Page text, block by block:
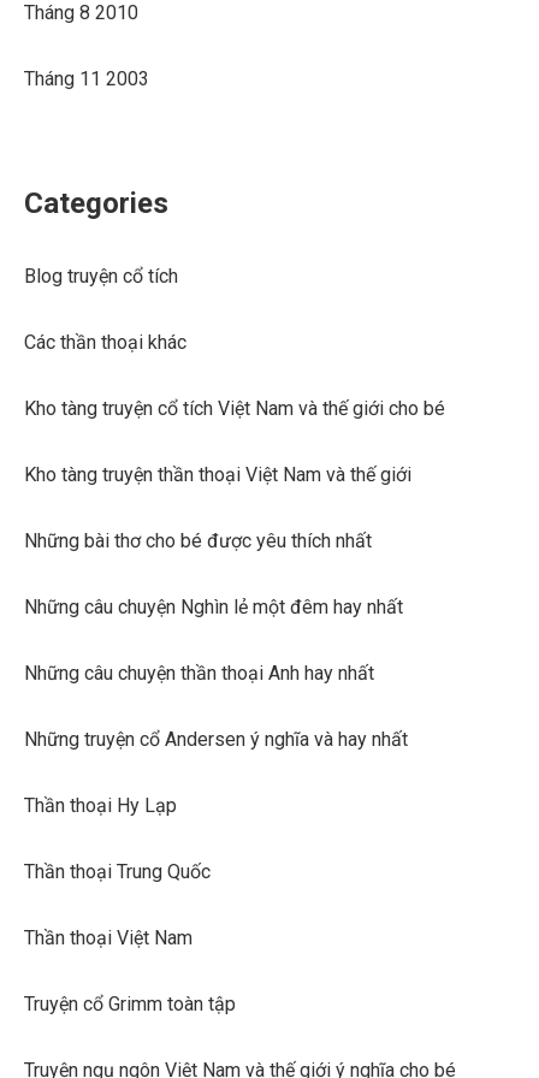
Tháng 8 2010
Tháng 11 2003
Categories
Blog truyện cổ tích
Các thần thoại khác
Kho tàng truyện cổ tích Việt Nam và thế giới cho bé
Kho tàng truyện thần thoại Việt Nam và thế giới
Những bài thơ cho bé được yêu thích nhất
Những câu chuyện Nghìn lẻ một đêm hay nhất
Những câu chuyện thần thoại Anh hay nhất
Những truyện cổ Andersen ý nghĩa và hay nhất
Thần thoại Hy Lạp
Thần thoại Trung Quốc
Thần thoại Việt Nam
Truyện cổ Grimm toàn tập
Truyện ngụ ngôn Việt Nam và thế giới ý nghĩa cho bé